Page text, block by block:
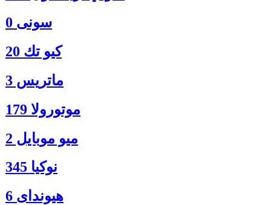
سونی 0
كيو تك 20
ماتريس 3
موتورولا 179
ميو موبايل 2
نوكيا 345
هیوندای 6